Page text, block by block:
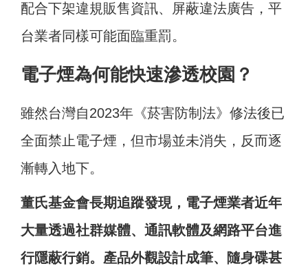
配合下架違規販售資訊、屏蔽違法廣告，平
台業者同樣可能面臨重罰。
電子煙為何能快速滲透校園？
雖然台灣自2023年《菸害防制法》修法後已
全面禁止電子煙，但市場並未消失，反而逐
漸轉入地下。
董氏基金會長期追蹤發現，電子煙業者近年
大量透過社群媒體、通訊軟體及網路平台進
行隱蔽行銷。產品外觀設計成筆、隨身碟甚